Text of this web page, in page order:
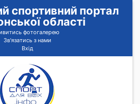
спортивний портал
області
фотогалерею
Зв'язатись з нами
Вхід